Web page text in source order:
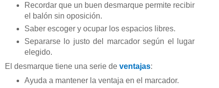
Recordar que un buen desmarque permite recibir
el balón sin oposición.
Saber escoger y ocupar los espacios libres.
Separarse lo justo del marcador según el lugar
elegido.
El desmarque tiene una serie de ventajas:
Ayuda a mantener la ventaja en el marcador.